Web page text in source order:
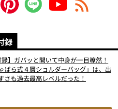
録
録】ガバッと開いて中身が一目瞭然！
ばら式４層ショルダーバッグ」は、出
さも過去最高レベルだった！